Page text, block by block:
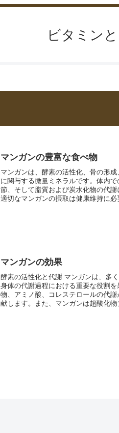
ビタミン
マンガンの豊富な食べ物
マンガンは、酵素の活性化、骨の形
に関与する微量ミネラルです。体内
節、そして脂質および炭水化物の代謝
適切なマンガンの摂取は健康維持に必
マンガンの効果
酵素の活性化と代謝 マンガンは、多
身体の代謝過程における重要な役割
物、アミノ酸、コレステロールの代
献します。また、マンガンは超酸化物